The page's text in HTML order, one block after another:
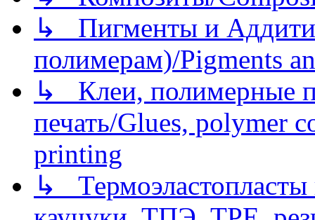
↳ Пигменты и
полимерам)/Pigments
↳ Клеи, полимерные
печать/Glues, polymer
printing
↳